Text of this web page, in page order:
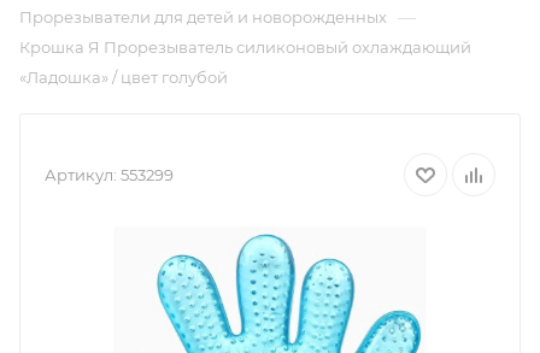
Прорезыватели для детей и новорожденных —
Крошка Я Прорезыватель силиконовый охлаждающий
«Ладошка» / цвет голубой
Артикул: 553299